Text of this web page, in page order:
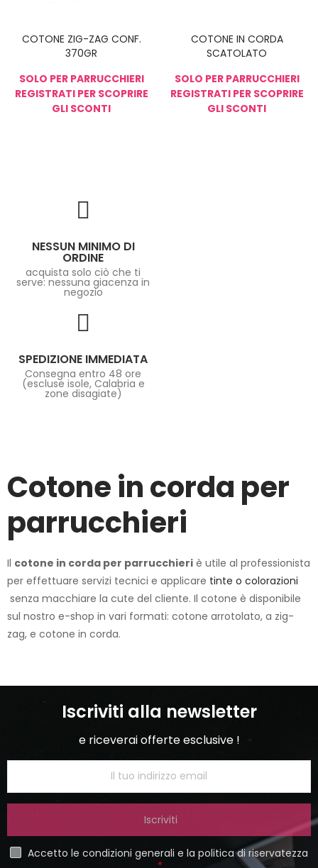
COTONE ZIG-ZAG CONF.
370GR
SOLO PER PARRUCCHIERI
REGISTRATI PER SCOPRIRE
GLI SCONTI
COTONE IN CORDA
SCATOLATO
SOLO PER PARRUCCHIERI
REGISTRATI PER SCOPRIRE
GLI SCONTI
NESSUN MINIMO DI
ORDINE
acquista solo ciò che ti
serve: nessuna giacenza in
negozio
SPEDIZIONE IMMEDIATA
Consegna entro 48 ore
(escluse isole, Calabria e
zone disagiate)
Cotone in corda per
parrucchieri
Il cotone in corda per parrucchieri è utile al professionista
per effettuare servizi tecnici e applicare tinte o colorazioni
senza macchiare la cute del cliente. Il cotone è disponibile
sul nostro e-shop in vari formati: cotone arrotolato, a zig-
zag, e cotone in corda.
Iscriviti alla newsletter
e riceverai offerte esclusive !
Iscriviti
Accetto le condizioni generali e la politica di riservatezza